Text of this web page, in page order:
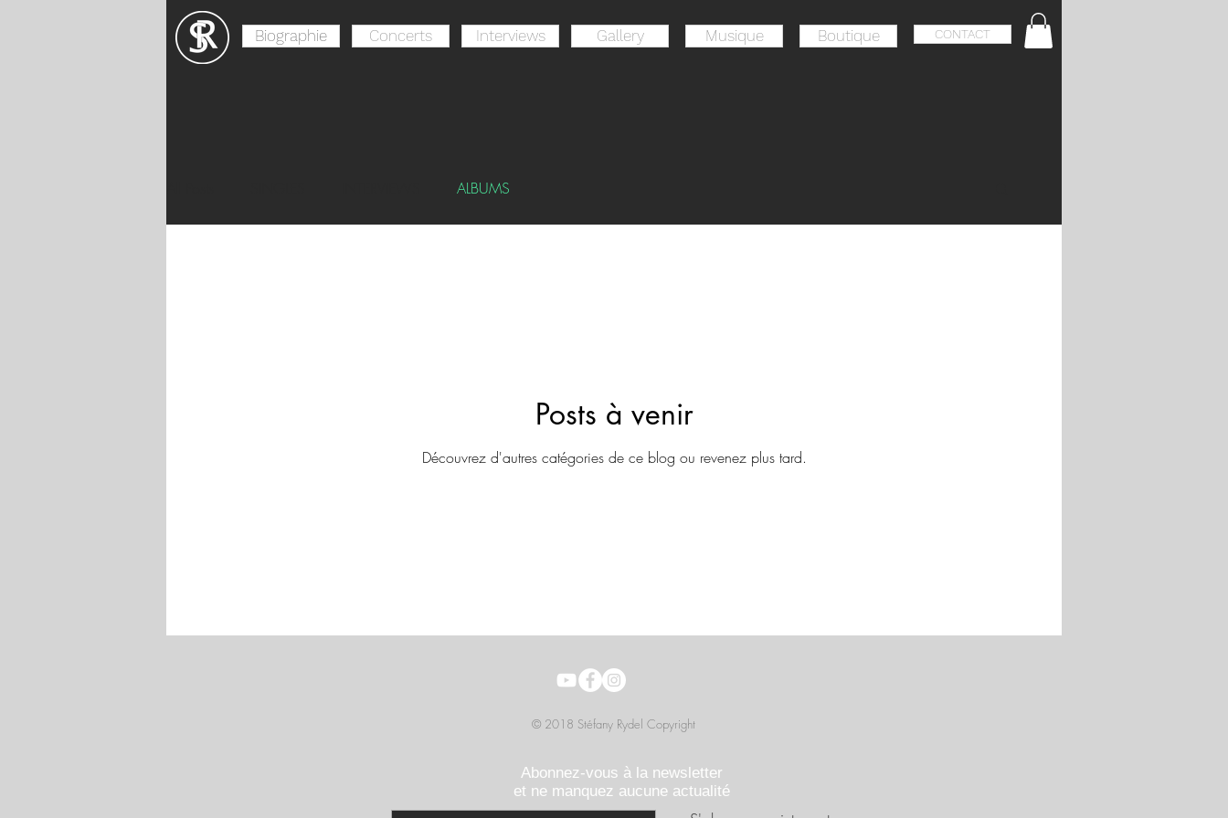
Biographie Concerts Interviews Gallery Musique Boutique CONTACT
ALBUMS
Posts à venir
Découvrez d'autres catégories de ce blog ou revenez plus tard.
© 2018 Stéfany Rydel Copyright
Abonnez-vous à la newsletter
et ne manquez aucune actualité